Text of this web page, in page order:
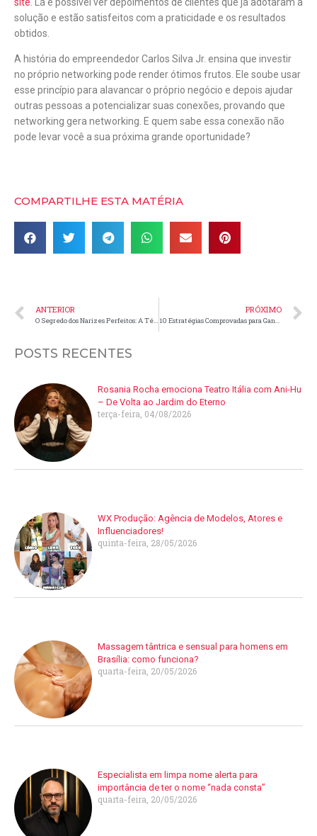
site. Lá é possível ver depoimentos de clientes que já adotaram a
solução e estão satisfeitos com a praticidade e os resultados
obtidos.
A história do empreendedor Carlos Silva Jr. ensina que investir
no próprio networking pode render ótimos frutos. Ele soube usar
esse princípio para alavancar o próprio negócio e depois ajudar
outras pessoas a potencializar suas conexões, provando que
networking gera networking. E quem sabe essa conexão não
pode levar você a sua próxima grande oportunidade?
COMPARTILHE ESTA MATÉRIA
ANTERIOR
O Segredo dos Narizes Perfeitos: A Técnica Exclusiva da Dra. Larissa Gamarra
PRÓXIMO
10 Estratégias Comprovadas para Ganhar Seguidores no Instagram
POSTS RECENTES
Rosania Rocha emociona Teatro Itália com Ani-Hu
– De Volta ao Jardim do Eterno
terça-feira, 04/08/2026
WX Produção: Agência de Modelos, Atores e
Influenciadores!
quinta-feira, 28/05/2026
Massagem tântrica e sensual para homens em
Brasília: como funciona?
quarta-feira, 20/05/2026
Especialista em limpa nome alerta para
importância de ter o nome “nada consta”
quarta-feira, 20/05/2026